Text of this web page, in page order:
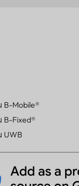
Mobile®
Fixed®